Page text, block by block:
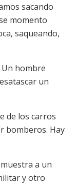
sacando
momento
saqueando,
hombre
un
de los carros
bomberos. Hay
a un
y otro